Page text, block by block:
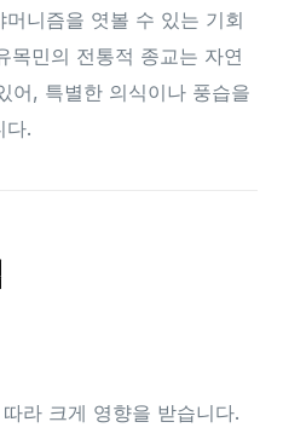
니즘을 엿볼 수 있는 기회
목민의 전통적 종교는 자연
어, 특별한 의식이나 풍습을
다.
라 크게 영향을 받습니다.